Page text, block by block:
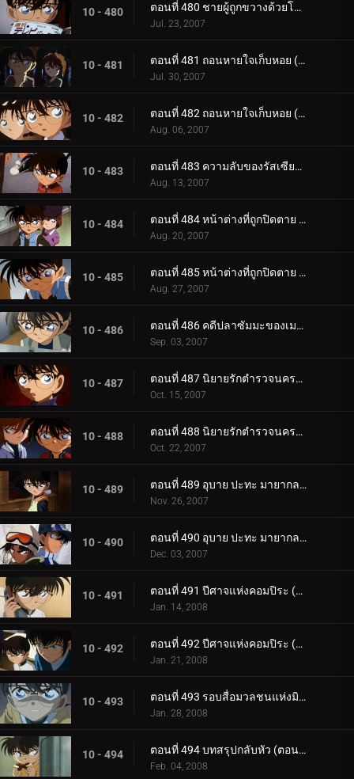
10 - 480 ตอนที่ 480 ชายผู้ถูกขวางด้วยโครงเหล็ก
Jul. 23, 2007
10 - 481 ตอนที่ 481 ถอนหายใจเก็บหอย (ตอนแรก)
Jul. 30, 2007
10 - 482 ตอนที่ 482 ถอนหายใจเก็บหอย (ตอนจบ)
Aug. 06, 2007
10 - 483 ตอนที่ 483 ความลับของรัสเซียน บลู
Aug. 13, 2007
10 - 484 ตอนที่ 484 หน้าต่างที่ถูกปิดตาย (ตอนแรก)
Aug. 20, 2007
10 - 485 ตอนที่ 485 หน้าต่างที่ถูกปิดตาย (ตอนจบ)
Aug. 27, 2007
10 - 486 ตอนที่ 486 คดีปลาซัมมะของเมงูโระ
Sep. 03, 2007
10 - 487 ตอนที่ 487 นิยายรักตำรวจนครบาล ภาคพิธีวิวาห์ปลอม (ตอนพิเศษ ตอนแรก)
Oct. 15, 2007
10 - 488 ตอนที่ 488 นิยายรักตำรวจนครบาล ภาคพิธีวิวาห์ปลอม (ตอนพิเศษ ตอนจบ)
Oct. 22, 2007
10 - 489 ตอนที่ 489 อุบาย ปะทะ มายากล (ตอนแรก)
Nov. 26, 2007
10 - 490 ตอนที่ 490 อุบาย ปะทะ มายากล (ตอนจบ)
Dec. 03, 2007
10 - 491 ตอนที่ 491 ปีศาจแห่งคอมปิระ (ตอนพิเศษ ตอนแรก)
Jan. 14, 2008
10 - 492 ตอนที่ 492 ปีศาจแห่งคอมปิระ (ตอนพิเศษ ตอนจบ)
Jan. 21, 2008
10 - 493 ตอนที่ 493 รอบสื่อมวลชนแห่งมิตรภาพและความผูกพัน
Jan. 28, 2008
10 - 494 ตอนที่ 494 บทสรุปกลับหัว (ตอนแรก)
Feb. 04, 2008